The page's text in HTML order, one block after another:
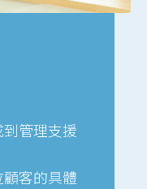
管理支援
客的具體